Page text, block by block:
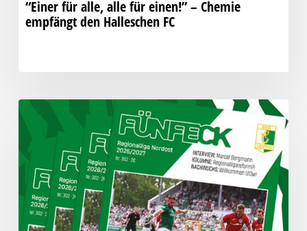
“Einer für alle, alle für einen!” – Chemie
empfängt den Halleschen FC
Fünfeck
Nr.
zum
Spiel
gegen
den
HFC